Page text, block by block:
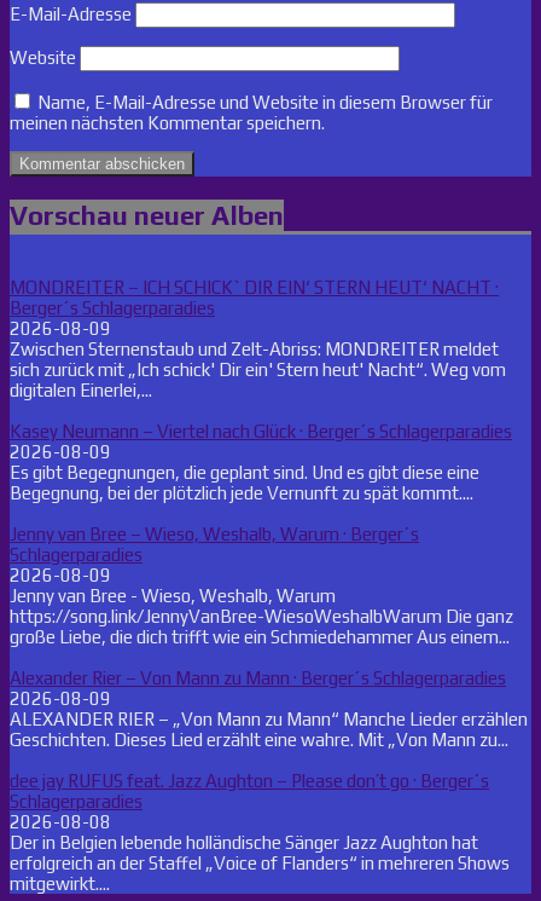
E-Mail-Adresse
Website
Name, E-Mail-Adresse und Website in diesem Browser für
meinen nächsten Kommentar speichern.
Vorschau neuer Alben
MONDREITER – ICH SCHICK` DIR EIN‘ STERN HEUT‘ NACHT ·
Berger´s Schlagerparadies
2026-08-09
Zwischen Sternenstaub und Zelt-Abriss: MONDREITER meldet
sich zurück mit „Ich schick' Dir ein' Stern heut' Nacht“. Weg vom
digitalen Einerlei,...
Kasey Neumann – Viertel nach Glück · Berger´s Schlagerparadies
2026-08-09
Es gibt Begegnungen, die geplant sind. Und es gibt diese eine
Begegnung, bei der plötzlich jede Vernunft zu spät kommt....
Jenny van Bree – Wieso, Weshalb, Warum · Berger´s
Schlagerparadies
2026-08-09
Jenny van Bree - Wieso, Weshalb, Warum
https://song.link/JennyVanBree-WiesoWeshalbWarum Die ganz
große Liebe, die dich trifft wie ein Schmiedehammer Aus einem...
Alexander Rier – Von Mann zu Mann · Berger´s Schlagerparadies
2026-08-09
ALEXANDER RIER – „Von Mann zu Mann“ Manche Lieder erzählen
Geschichten. Dieses Lied erzählt eine wahre. Mit „Von Mann zu...
dee jay RUFUS feat. Jazz Aughton – Please don’t go · Berger´s
Schlagerparadies
2026-08-08
Der in Belgien lebende holländische Sänger Jazz Aughton hat
erfolgreich an der Staffel „Voice of Flanders“ in mehreren Shows
mitgewirkt....